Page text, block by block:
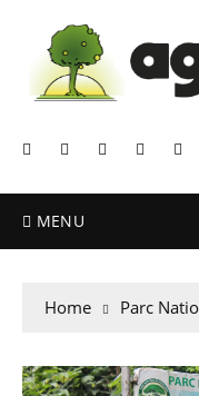
MENU
Home Parc